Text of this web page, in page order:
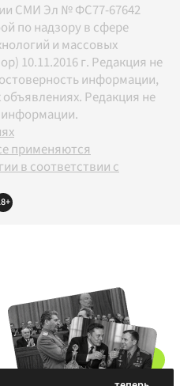
СМИ Эл № ФС77-67642
по надзору в сфере
и массовых
10.11.2016 г. Редакция не
информации,
Редакция не
информации.
применяются
в соответствии с